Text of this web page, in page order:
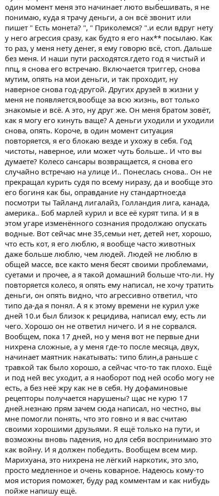
один момент меня это начинает люто выбешивать, я не
понимаю, куда я трачу деньги, а он всё звонит или
пишет " Есть монета? ", " Приколемся? ".и если вдруг нету
у него агрессия сразу, как будто я его нах** посылаю. Как
то раз, у меня нету денег, я ему говорю всё, стоп. Дальше
без меня. И наши пути расходятся.гдето год я чистый и
ппц, я снова его встречаю. Включается триггер, снова
мутим, опять на мои деньги, и так проходит, ну
наверное снова год-другой. Других друзей в жизни у
меня не появляется,вообще за всю жизнь, вот только
знакомые и всё. А это, ну друг же. Он меня братом зовёт,
как я могу его кинуть ваще? А деньги уходили и уходили
снова, опять. Короче, в один момент ситуация
повторяется, я его блокаю везде и ухожу в себя. Год
чистоты, наверное, или может чуть больше.. И что вы
думаете? Колесо сансары возвращается, я снова его
случайно встречаю на улице И.. Понеслась снова.. Он не
прекращал курить судя по всему ниразу, да и вообще это
его богиня как бы, оправдание ну стандартное:да
посмотри ты Тайланд лигалайз, Голландия лига, канада,
америка.. Боб марлей курил и все её курят типа. И я в
этом угаре изменённого сознания продолжаю опускать
водные. Вот сейчас мне 35,семьи нет, детей нет, хорошо,
что есть кот, я его люблю, я вообще часто животных
даже больше люблю, чем людей. Людей не люблю в
общей массе, все както меня бесят своими проблемами,
суетами и прочее, а я такой домашний больше что-ли. Ну
повторяется колесо, я опять ему написал, не хочу тратить
деньги, он опять видно, что агрессивно ответил, что
типо да-да я понял. А я к этому времени не курил уже
дней 10.и был близок к рецидива, написал ему, есть ли
чего. Хорошо он не ответил ничего. И я не сорвался.
Вообщем, пока 17 дней, но у меня вот не первые дни
нихрена сложные, а у меня где-то после месяца, двух,
начинает маятник накатывать: типо блин,а раньше с
травкой так было хорошо, а сейчас что-то так плохо. Ещё
и под ней вес уходит, а я наоборот под ней особо могу не
есть, а без неё жру как не в себя. Ну дофаминовые
рецепторы получается нарушены? щас не курю 17
дней.незнаю прям зачем сюда написал, но честно, вы
мне помогли понять, что это говно и я вас считаю
своими хорошими друзьями. Я ещё только на пути, и
возможны вновь падения, но для себя воспринимаю это
как войну. И я должен победить. Вообщем всем мир.
Марихуана, это нихрена не лёгкий наркотик, это зло,
просто медленное и очень коварное. Надеюсь кому-то
моя история поможет, буду рад комментам и как нибудь
пойже напишу ещё.